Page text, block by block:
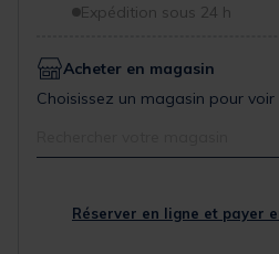
Expédition sous 24 h
Acheter en magasin
Choisissez un magasin pour
Réserver en ligne et payer